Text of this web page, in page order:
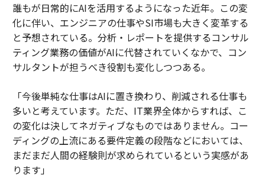
誰もが日常的にAIを活用するようになった近年。この変
化に伴い、エンジニアの仕事やSI市場も大きく変革する
と予想されている。分析・レポートを提供するコンサル
ティング業務の価値がAIに代替されていくなかで、コン
サルタントが担うべき役割も変化しつつある。
「今後単純な仕事はAIに置き換わり、削減される仕事も
多いと考えています。ただ、IT業界全体からすれば、こ
の変化は決してネガティブなものではありません。コー
ディングの上流にある要件定義の段階などにおいては、
まだまだ人間の経験則が求められているという実感があ
ります」